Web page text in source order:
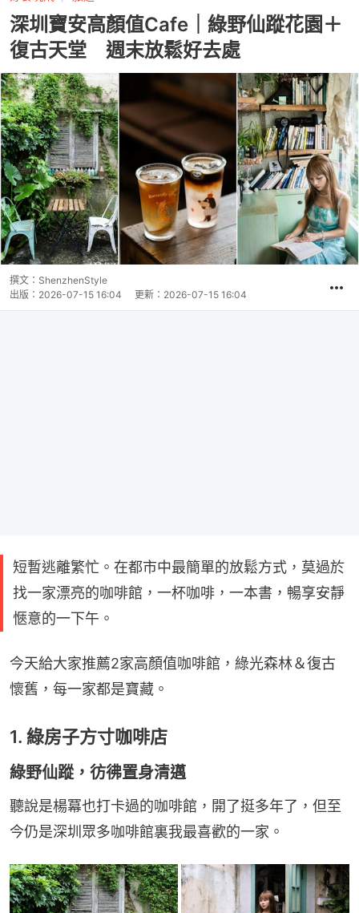
深圳寶安高顏值Cafe｜綠野仙蹤花園＋
復古天堂 週末放鬆好去處
撰文： ShenzhenStyle
出版： 2026-07-15 16:04 更新： 2026-07-15 16:04
短暫逃離繁忙。在都市中最簡單的放鬆方式，莫過於
找一家漂亮的咖啡館，一杯咖啡，一本書，暢享安靜
愜意的一下午。
今天給大家推薦2家高顏值咖啡館，綠光森林＆復古
懷舊，每一家都是寶藏。
1. 綠房子方寸咖啡店
綠野仙蹤，彷彿置身清邁
聽說是楊冪也打卡過的咖啡館，開了挺多年了，但至
今仍是深圳眾多咖啡館裏我最喜歡的一家。